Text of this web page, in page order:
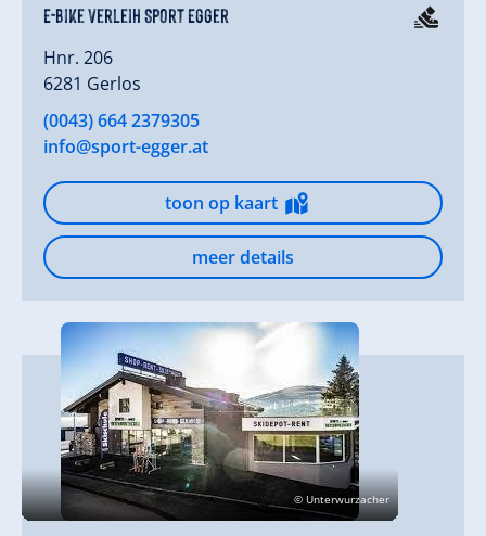
E-Bike Verleih Sport Egger
Hnr. 206
6281 Gerlos
(0043) 664 2379305
info@sport-egger.at
toon op kaart
meer details
© Unterwurzacher